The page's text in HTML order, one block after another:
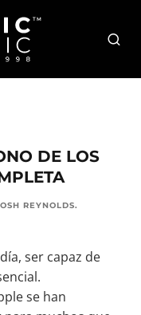
DE LOS
REYNOLDS.
ser capaz de
se han